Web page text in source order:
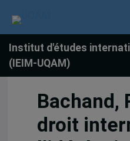
Institut d'études
(IEIM-UQAM)
Bachand,
droit